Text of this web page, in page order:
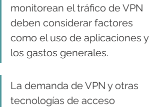
monitorean el tráfico de VPN
deben considerar factores
como el uso de aplicaciones y
los gastos generales.
La demanda de VPN y otras
tecnologías de acceso